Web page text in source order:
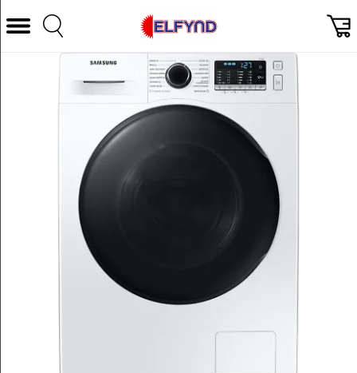
Välj Kategori
Datorer & Tillbehör
Hem och Hushåll
Foto & Video
Mobil, Tele & GPS
Wearables och träning